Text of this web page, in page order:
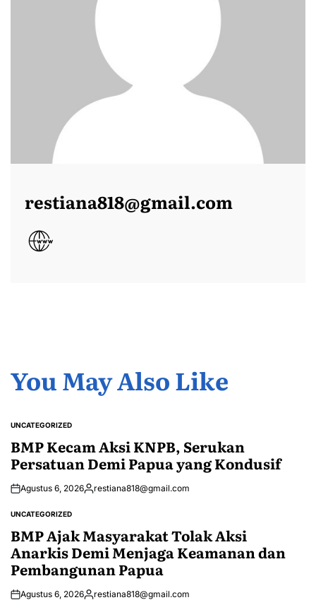
restiana818@gmail.com
You May Also Like
POSTED
UNCATEGORIZED
BMP Kecam Aksi KNPB, Serukan
Persatuan Demi Papua yang Kondusif
Agustus 6, 2026Posted
restiana818@gmail.com
POSTED
UNCATEGORIZED
BMP Ajak Masyarakat Tolak Aksi
Anarkis Demi Menjaga Keamanan dan
Pembangunan Papua
Agustus 6, 2026Posted
restiana818@gmail.com